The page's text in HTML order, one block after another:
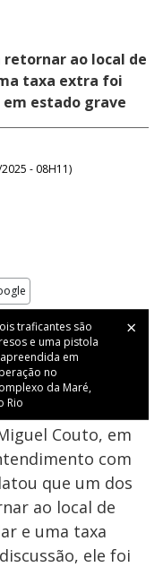
retornar ao local de
taxa extra foi
estado grave
- 08H11)
traficantes são
e uma pistola
em
no
da Maré,
Rio
30 anos foi
da Pátria, em
de Janeiro,
feira (18).
Couto, em
com
que um dos
ao local de
e uma taxa
ele foi